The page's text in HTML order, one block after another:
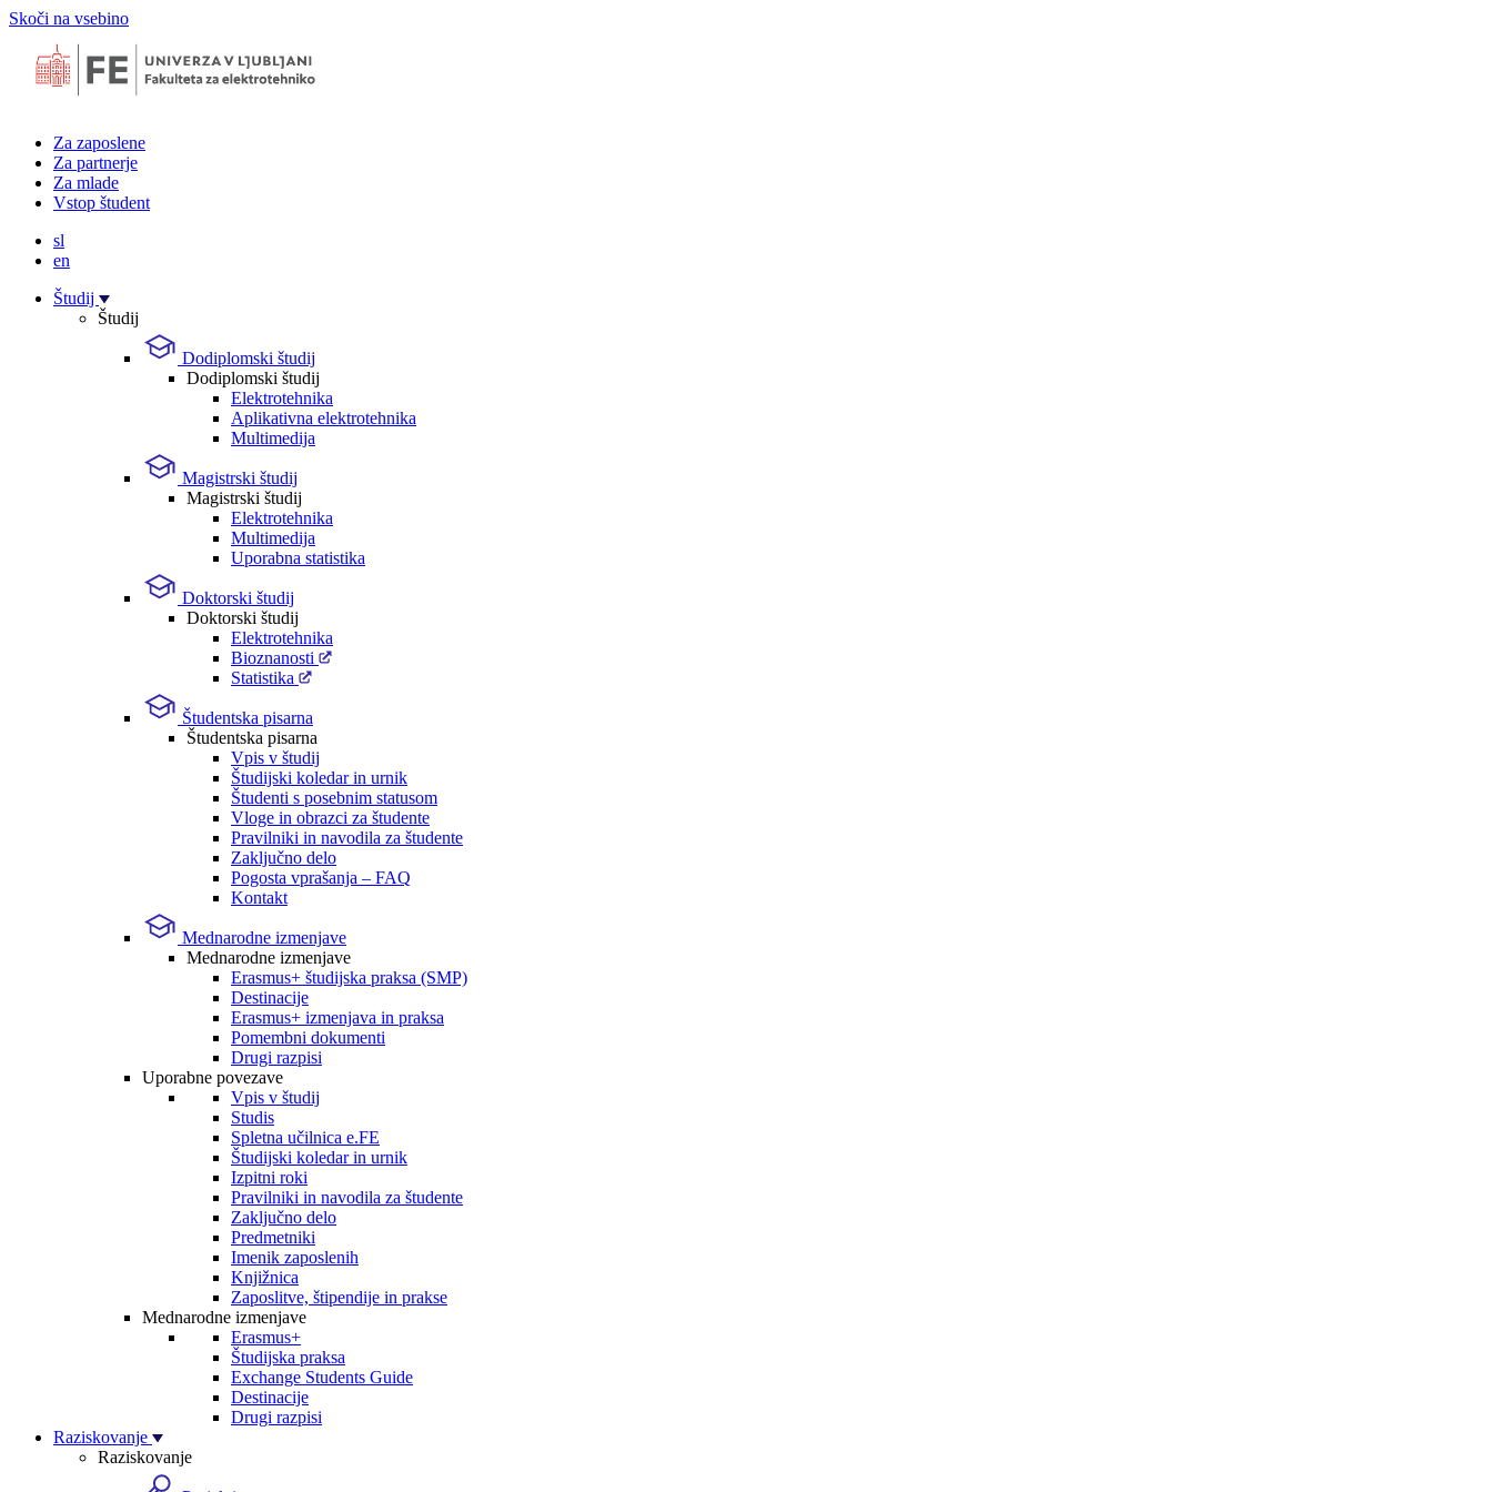
Skoči na vsebino
Za zaposlene
Za partnerje
Za mlade
Vstop študent
sl
en
Študij
Študij
Dodiplomski študij
Dodiplomski študij
Elektrotehnika
Aplikativna elektrotehnika
Multimedija
Magistrski študij
Magistrski študij
Elektrotehnika
Multimedija
Uporabna statistika
Doktorski študij
Doktorski študij
Elektrotehnika
Bioznanosti
Statistika
Študentska pisarna
Študentska pisarna
Vpis v študij
Študijski koledar in urnik
Študenti s posebnim statusom
Vloge in obrazci za študente
Pravilniki in navodila za študente
Zaključno delo
Pogosta vprašanja – FAQ
Kontakt
Mednarodne izmenjave
Mednarodne izmenjave
Erasmus+ študijska praksa (SMP)
Destinacije
Erasmus+ izmenjava in praksa
Pomembni dokumenti
Drugi razpisi
Uporabne povezave
Vpis v študij
Studis
Spletna učilnica e.FE
Študijski koledar in urnik
Izpitni roki
Pravilniki in navodila za študente
Zaključno delo
Predmetniki
Imenik zaposlenih
Knjižnica
Zaposlitve, štipendije in prakse
Mednarodne izmenjave
Erasmus+
Študijska praksa
Exchange Students Guide
Destinacije
Drugi razpisi
Raziskovanje
Raziskovanje